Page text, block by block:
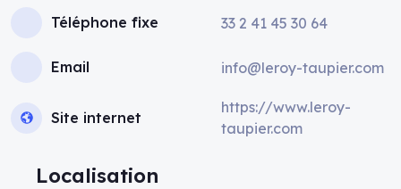
Téléphone fixe 33 2 41 45 30 64
Email info@leroy-taupier.com
Site internet
https://www.leroy-
taupier.com
Localisation